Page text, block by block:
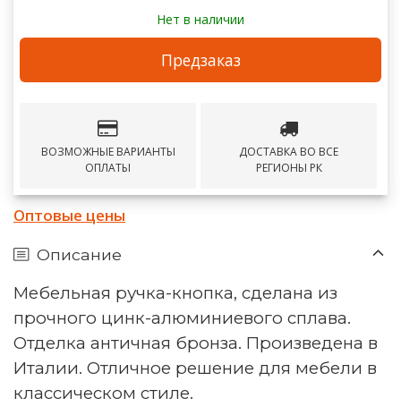
Нет в наличии
Предзаказ
ВОЗМОЖНЫЕ ВАРИАНТЫ
ОПЛАТЫ
ДОСТАВКА ВО ВСЕ
РЕГИОНЫ РК
Оптовые цены
Описание
Мебельная ручка-кнопка, сделана из
прочного цинк-алюминиевого сплава.
Отделка античная бронза. Произведена в
Италии. Отличное решение для мебели в
классическом стиле.